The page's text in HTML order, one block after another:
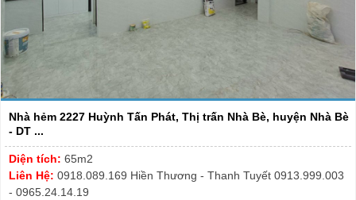
Nhà hẻm 2227 Huỳnh Tấn Phát, Thị trấn Nhà Bè, huyện Nhà Bè
- DT ...
Diện tích: 65m2
Liên Hệ: 0918.089.169 Hiền Thương - Thanh Tuyết 0913.999.003
- 0965.24.14.19